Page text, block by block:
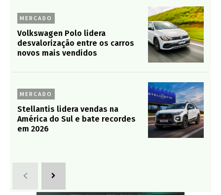
MERCADO
Volkswagen Polo lidera
desvalorização entre os carros
novos mais vendidos
MERCADO
Stellantis lidera vendas na
América do Sul e bate recordes
em 2026